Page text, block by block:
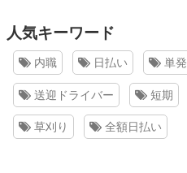
人気キーワード
内職 日払い 単発
送迎ドライバー 短期
草刈り 全額日払い